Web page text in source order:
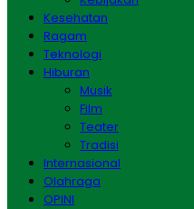
Kesehatan
Ragam
Teknologi
Hiburan
Musik
Film
Teater
Tradisi
Internasional
Olahraga
OPINI